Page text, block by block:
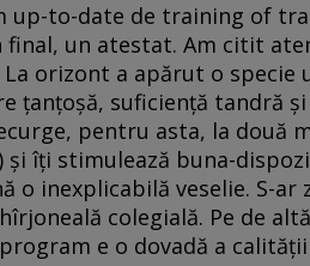
up-to-date de training of
un atestat. Am citit
orizont a apărut o specie
ţanţoşă, suficienţă tandră
pentru asta, la două
îţi stimulează buna-
o inexplicabilă veselie. S-ar
colegială. Pe de
e o dovadă a